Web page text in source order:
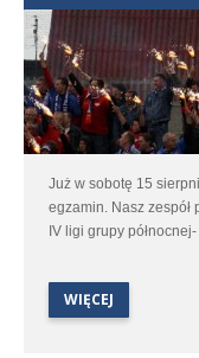
Już w sobotę 15
egzamin. Nasz
IV ligi grupy
WIĘCEJ